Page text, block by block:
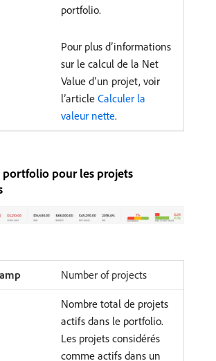
portfolio.
Pour plus d’informations
sur le calcul de la Net
Value d’un projet, voir
l’article Calculer la
valeur nette.
portfolio pour les projets
Number of projects
Nombre total de projets
actifs dans le portfolio.
Les projets considérés
comme actifs dans un